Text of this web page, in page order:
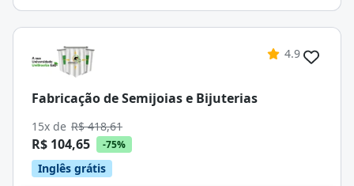
4.9
Fabricação de Semijoias e Bijuterias
15x de R$ 418,61
R$ 104,65 -75%
Inglês grátis